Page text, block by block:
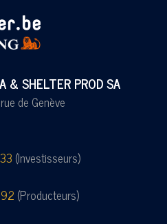
& SHELTER PROD SA
de Genève
(Investisseurs)
(Producteurs)